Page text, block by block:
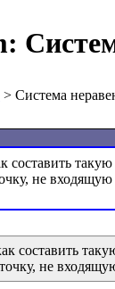
> Система
составить
составить
не